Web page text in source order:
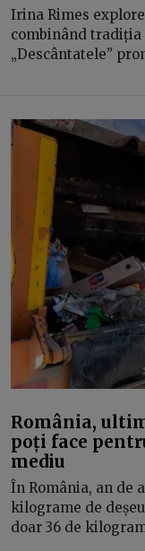
Irina Rimes
combinând tradiția
„Descântatele”
România,
poți face
mediu
În România, an de
kilograme de
doar 36 de